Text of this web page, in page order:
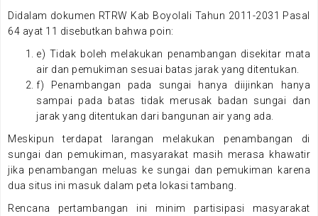
Didalam dokumen RTRW Kab Boyolali Tahun 2011-2031 Pasal
64 ayat 11 disebutkan bahwa poin:
e) Tidak boleh melakukan penambangan disekitar mata
air dan pemukiman sesuai batas jarak yang ditentukan.
f) Penambangan pada sungai hanya diijinkan hanya
sampai pada batas tidak merusak badan sungai dan
jarak yang ditentukan dari bangunan air yang ada.
Meskipun terdapat larangan melakukan penambangan di
sungai dan pemukiman, masyarakat masih merasa khawatir
jika penambangan meluas ke sungai dan pemukiman karena
dua situs ini masuk dalam peta lokasi tambang.
Rencana pertambangan ini minim partisipasi masyarakat